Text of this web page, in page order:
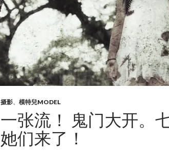
摄影、 模特兒MODEL
一张流！ 鬼门大开。
她们来了！